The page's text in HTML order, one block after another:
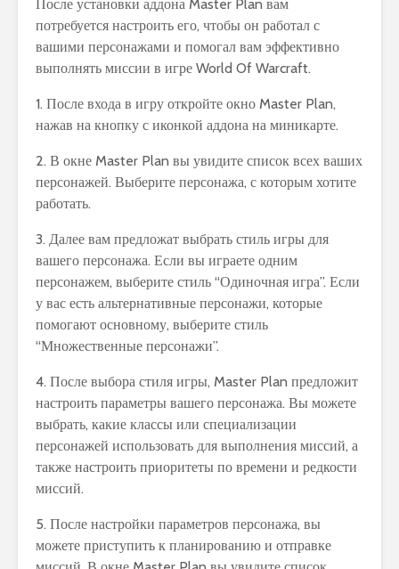
После установки аддона Master Plan вам
потребуется настроить его, чтобы он работал с
вашими персонажами и помогал вам эффективно
выполнять миссии в игре World Of Warcraft.
1. После входа в игру откройте окно Master Plan,
нажав на кнопку с иконкой аддона на миникарте.
2. В окне Master Plan вы увидите список всех ваших
персонажей. Выберите персонажа, с которым хотите
работать.
3. Далее вам предложат выбрать стиль игры для
вашего персонажа. Если вы играете одним
персонажем, выберите стиль “Одиночная игра”. Если
у вас есть альтернативные персонажи, которые
помогают основному, выберите стиль
“Множественные персонажи”.
4. После выбора стиля игры, Master Plan предложит
настроить параметры вашего персонажа. Вы можете
выбрать, какие классы или специализации
персонажей использовать для выполнения миссий, а
также настроить приоритеты по времени и редкости
миссий.
5. После настройки параметров персонажа, вы
можете приступить к планированию и отправке